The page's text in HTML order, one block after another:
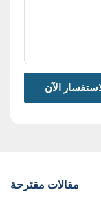
الآن
مقالات مقترحة